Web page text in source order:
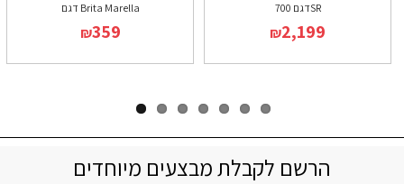
דגם Brita Marella
₪359
דגם 700SR
₪2,199
הרשם לקבלת מבצעים מיוחדים